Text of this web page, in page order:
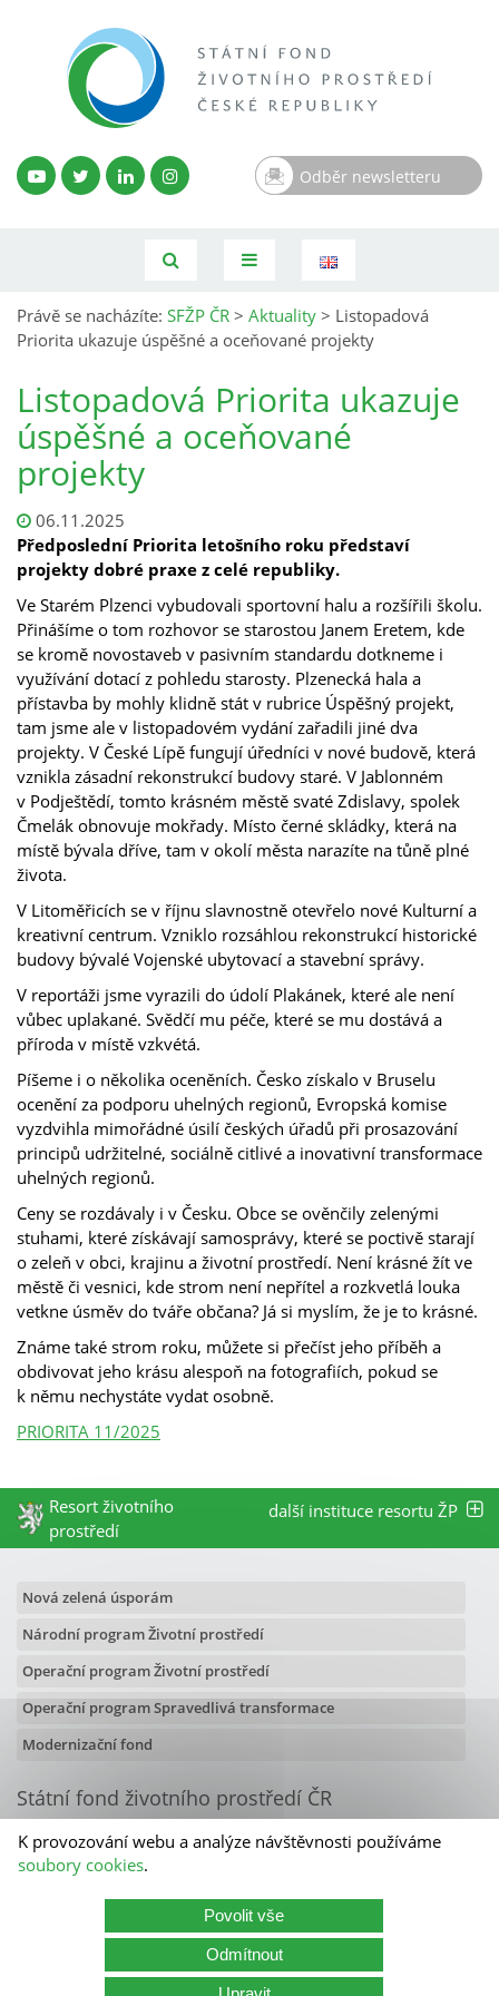
Odběr newsletteru
Právě se nacházíte: SFŽP ČR > Aktuality > Listopadová
Priorita ukazuje úspěšné a oceňované projekty
Listopadová Priorita ukazuje
úspěšné a oceňované
projekty
06.11.2025
Předposlední Priorita letošního roku představí
projekty dobré praxe z celé republiky.
Ve Starém Plzenci vybudovali sportovní halu a rozšířili školu.
Přinášíme o tom rozhovor se starostou Janem Eretem, kde
se kromě novostaveb v pasivním standardu dotkneme i
využívání dotací z pohledu starosty. Plzenecká hala a
přístavba by mohly klidně stát v rubrice Úspěšný projekt,
tam jsme ale v listopadovém vydání zařadili jiné dva
projekty. V České Lípě fungují úředníci v nové budově, která
vznikla zásadní rekonstrukcí budovy staré. V Jablonném
v Podještědí, tomto krásném městě svaté Zdislavy, spolek
Čmelák obnovuje mokřady. Místo černé skládky, která na
místě bývala dříve, tam v okolí města narazíte na tůně plné
života.
V Litoměřicích se v říjnu slavnostně otevřelo nové Kulturní a
kreativní centrum. Vzniklo rozsáhlou rekonstrukcí historické
budovy bývalé Vojenské ubytovací a stavební správy.
V reportáži jsme vyrazili do údolí Plakánek, které ale není
vůbec uplakané. Svědčí mu péče, které se mu dostává a
příroda v místě vzkvétá.
Píšeme i o několika oceněních. Česko získalo v Bruselu
ocenění za podporu uhelných regionů, Evropská komise
vyzdvihla mimořádné úsilí českých úřadů při prosazování
principů udržitelné, sociálně citlivé a inovativní transformace
uhelných regionů.
Ceny se rozdávaly i v Česku. Obce se ověnčily zelenými
stuhami, které získávají samosprávy, které se poctivě starají
o zeleň v obci, krajinu a životní prostředí. Není krásné žít ve
městě či vesnici, kde strom není nepřítel a rozkvetlá louka
vetkne úsměv do tváře občana? Já si myslím, že je to krásné.
Známe také strom roku, můžete si přečíst jeho příběh a
obdivovat jeho krásu alespoň na fotografiích, pokud se
k němu nechystáte vydat osobně.
PRIORITA 11/2025
Resort životního
prostředí
další instituce resortu ŽP
Nová zelená úsporám
Národní program Životní prostředí
Operační program Životní prostředí
Operační program Spravedlivá transformace
Modernizační fond
Státní fond životního prostředí ČR
Olbrachtova 2006/9
140 00 Praha 4
Kontakty
Státní fond životního prostředí ČR
Cookies Zásady zpracování osobních údajů
K provozování webu a analýze návštěvnosti používáme
soubory cookies.
Povolit vše
Odmítnout